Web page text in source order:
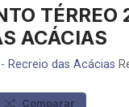
ACÁCIAS
- Recreio das Acácias
Comparar